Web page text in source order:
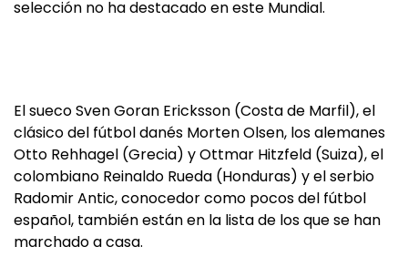
selección no ha destacado en este Mundial.
El sueco Sven Goran Ericksson (Costa de Marfil), el
clásico del fútbol danés Morten Olsen, los alemanes
Otto Rehhagel (Grecia) y Ottmar Hitzfeld (Suiza), el
colombiano Reinaldo Rueda (Honduras) y el serbio
Radomir Antic, conocedor como pocos del fútbol
español, también están en la lista de los que se han
marchado a casa.